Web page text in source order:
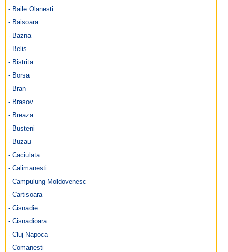
- Baile Olanesti
- Baisoara
- Bazna
- Belis
- Bistrita
- Borsa
- Bran
- Brasov
- Breaza
- Busteni
- Buzau
- Caciulata
- Calimanesti
- Campulung Moldovenesc
- Cartisoara
- Cisnadie
- Cisnadioara
- Cluj Napoca
- Comanesti